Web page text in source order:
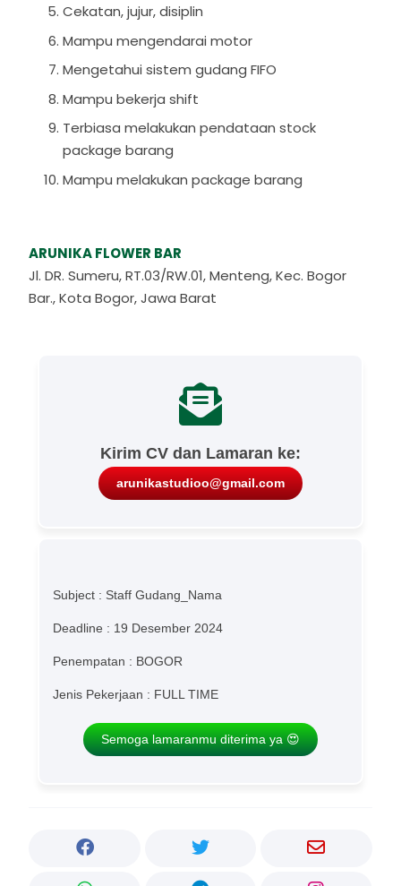
Cekatan, jujur, disiplin
Mampu mengendarai motor
Mengetahui sistem gudang FIFO
Mampu bekerja shift
Terbiasa melakukan pendataan stock
package barang
Mampu melakukan package barang
ARUNIKA FLOWER BAR
Jl. DR. Sumeru, RT.03/RW.01, Menteng, Kec. Bogor
Bar., Kota Bogor, Jawa Barat
Kirim CV dan Lamaran ke:
arunikastudioo@gmail.com
Subject : Staff Gudang_Nama
Deadline : 19 Desember 2024
Penempatan : BOGOR
Jenis Pekerjaan : FULL TIME
Semoga lamaranmu diterima ya 😍